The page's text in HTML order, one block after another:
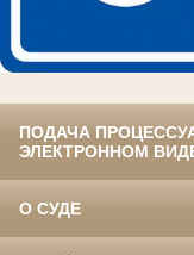
ПОДАЧА
ЭЛЕКТРОННОМ
О СУДЕ